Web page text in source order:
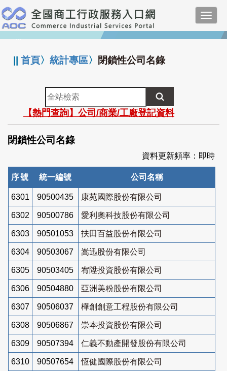
跳
到
主
要
:::
||首頁〉統計專區〉 閉鎖性公司名錄
全
站
檢
索
【熱門查詢】公司/商業/工廠登記資料
閉鎖性公司名錄
資料更新頻率：即時
序號 統一編號 公司名稱
6301 90500435 康苑國際股份有限公司
6302 90500786 愛利奧科技股份有限公司
6303 90501053 扶田百益股份有限公司
6304 90503067 嵩迅股份有限公司
6305 90503405 宥陞投資股份有限公司
6306 90504880 亞洲美粉股份有限公司
6307 90506037 樺創創意工程股份有限公司
6308 90506867 崇本投資股份有限公司
6309 90507394 仁義不動產開發股份有限公司
6310 90507654 恆健國際股份有限公司